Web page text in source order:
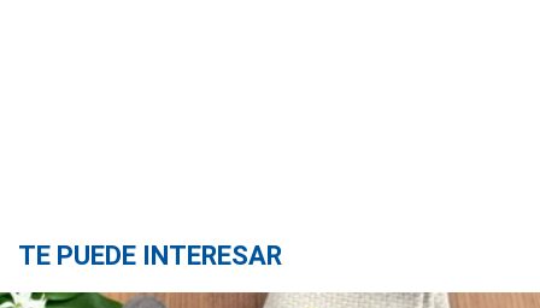
TE PUEDE INTERESAR